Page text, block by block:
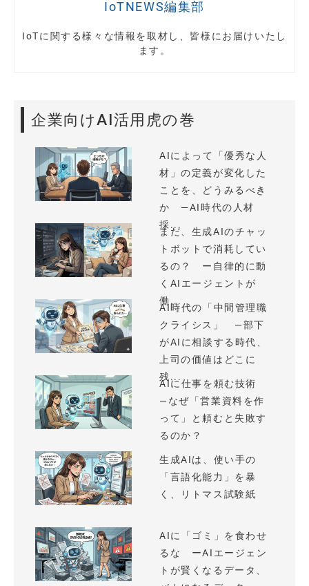
IoTNEWS編集部
IoTに関する様々な情報を取材し、皆様にお届けいたし
ます。
企業向けAI活用虎の巻
AIによって「優秀な人
材」の定義が変化した
ことを、どうみるべき
か —AI時代の人材
採...
まだ、生成AIのチャッ
トボットで消耗してい
るの？ ー自律的に動
くAIエージェントが
働...
AI時代の「中間管理職
クライシス」 —部下
がAIに相談する時代、
上司の価値はどこに
残...
AIに仕事を頼む技術
—なぜ「営業資料を作
って」と頼むと失敗す
るのか？
生成AIは、使い手の
「言語化能力」を暴
く、リトマス試験紙
AIに「ゴミ」を食わせ
るな ーAIエージェン
トが賢くなるデータ、